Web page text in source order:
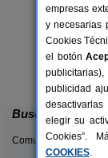
Buscar
Comunidades:
empresas
y necesarias
Cookies
el botón
publicidad
elegir su
Cookies”.
COOKIES.